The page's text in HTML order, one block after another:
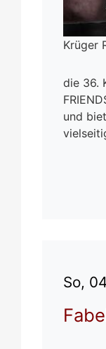
Krüger
die 36.
und
So,